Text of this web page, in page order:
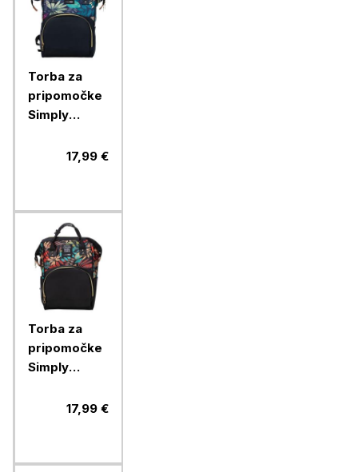
Torba za
pripomočke
Simply
17,99 €
Torba za
pripomočke
Simply
17,99 €